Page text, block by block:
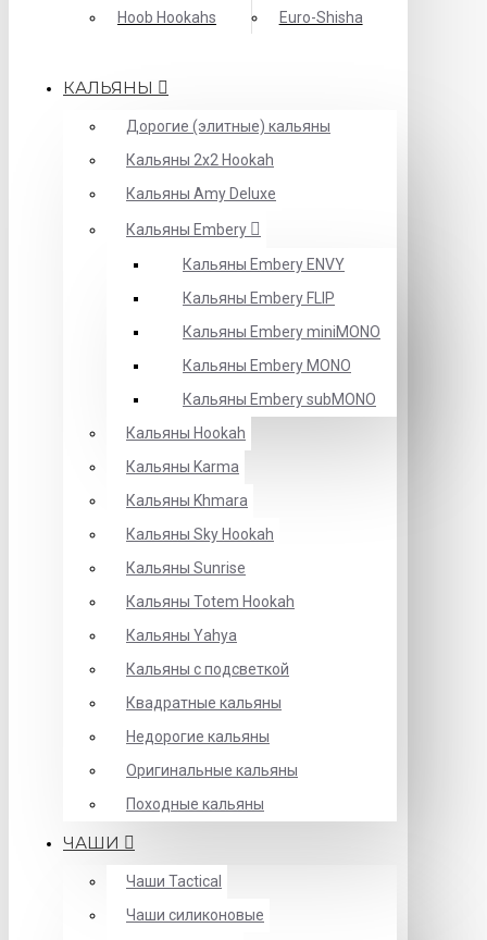
Hoob Hookahs
Еuro-Shisha
КАЛЬЯНЫ
Дорогие (элитные) кальяны
Кальяны 2х2 Hookah
Кальяны Amy Deluxe
Кальяны Embery
Кальяны Embery ENVY
Кальяны Embery FLIP
Кальяны Embery miniMONO
Кальяны Embery MONO
Кальяны Embery subMONO
Кальяны Hookah
Кальяны Karma
Кальяны Khmara
Кальяны Sky Hookah
Кальяны Sunrise
Кальяны Totem Hookah
Кальяны Yahya
Кальяны с подсветкой
Квадратные кальяны
Недорогие кальяны
Оригинальные кальяны
Походные кальяны
ЧАШИ
Чаши Tactical
Чаши силиконовые